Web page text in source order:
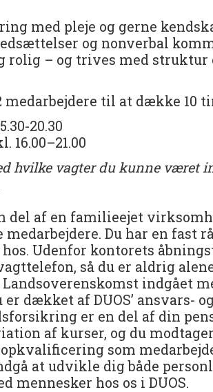
med pleje og gerne
og nonverbal
rolig – og trives med
medarbejdere til at dække 10
20.30
16.00–21.00
hvilke vagter du kunne været
del af en familieejet
medarbejdere. Du har en fast
Udenfor kontorets
så du er aldrig
indgået
er dækket af DUOS’ ansvars-
er en del af din
af kurser, og du
som
at udvikle dig både
mennesker hos os i DUOS.